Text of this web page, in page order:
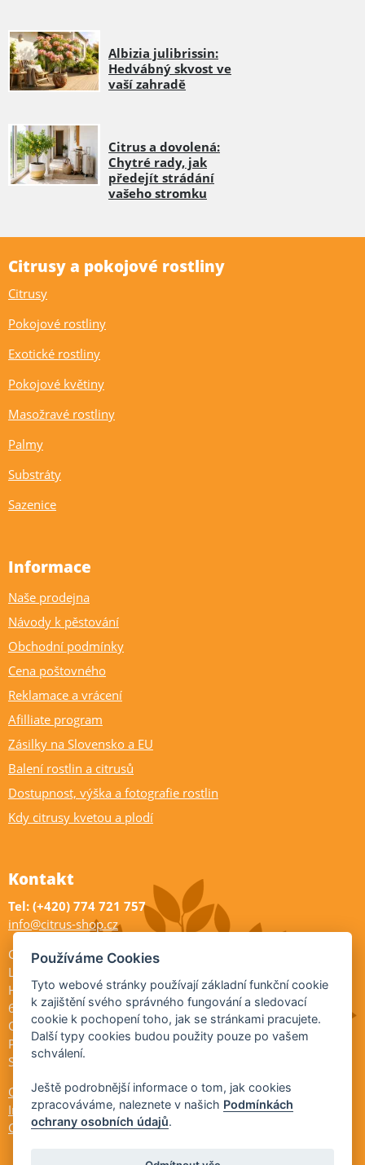
Albizia julibrissin:
Hedvábný skvost ve
vaší zahradě
Citrus a dovolená:
Chytré rady, jak
předejít strádání
vašeho stromku
Citrusy a pokojové rostliny
Citrusy
Pokojové rostliny
Exotické rostliny
Pokojové květiny
Masožravé rostliny
Palmy
Substráty
Sazenice
Informace
Naše prodejna
Návody k pěstování
Obchodní podmínky
Cena poštovného
Reklamace a vrácení
Afilliate program
Zásilky na Slovensko a EU
Balení rostlin a citrusů
Dostupnost, výška a fotografie rostlin
Kdy citrusy kvetou a plodí
Kontakt
Tel: (+420) 774 721 757
info@citrus-shop.cz
Citrus shop zahradnictví
Legionářů 2
Hodonín
695 01
Otevřeno:
Po-Pá 9-17
So 9-11:30
Ochrana osobních údajů
Informace ÚKZÚZ
Cookies
Používáme Cookies
Tyto webové stránky používají základní funkční cookie
k zajištění svého správného fungování a sledovací
cookie k pochopení toho, jak se stránkami pracujete.
Další typy cookies budou použity pouze po vašem
schválení.
Ještě podrobnější informace o tom, jak cookies
zpracováváme, naleznete v našich Podmínkách
ochrany osobních údajů.